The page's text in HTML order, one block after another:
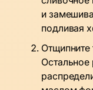
и
подливая
Отщипните
Остальное